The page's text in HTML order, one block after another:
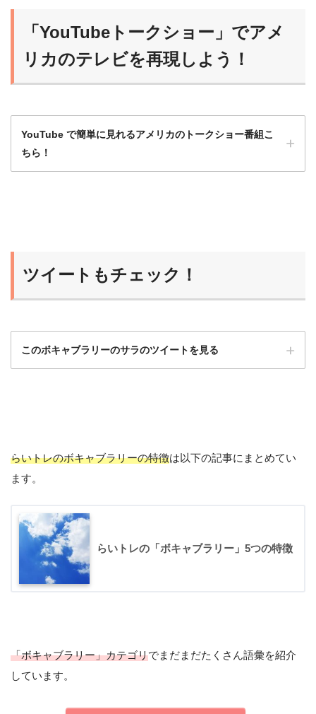
らいおん
慣れれば、だんだんスクリプトなしで聞ける
ようになるよ！
「YouTubeトークショー」でアメ
リカのテレビを再現しよう！
YouTube で簡単に見れるアメリカのトークショー番組こ
ちら！
ツイートもチェック！
このボキャブラリーのサラのツイートを見る
らいトレのボキャブラリーの特徴は以下の記事にまとめてい
ます。
らいトレの「ボキャブラリー」5つの特徴
「ボキャブラリー」カテゴリでまだまだたくさん語彙を紹介
しています。